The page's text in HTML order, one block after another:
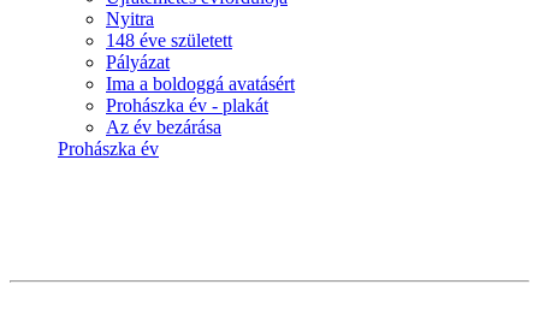
Nyitra
148 éve született
Pályázat
Ima a boldoggá avatásért
Prohászka év - plakát
Az év bezárása
Prohászka év